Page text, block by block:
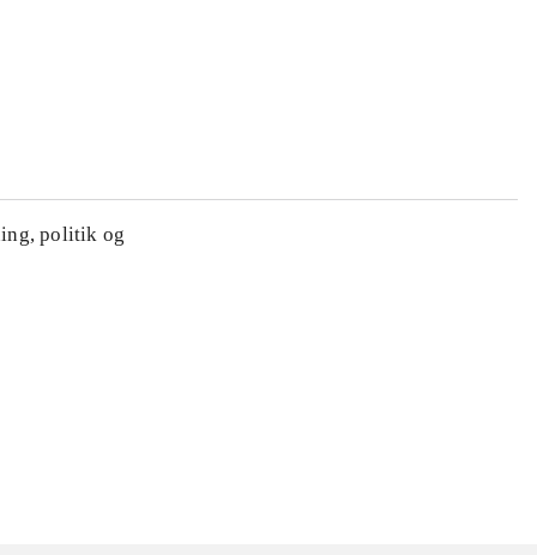
politik og